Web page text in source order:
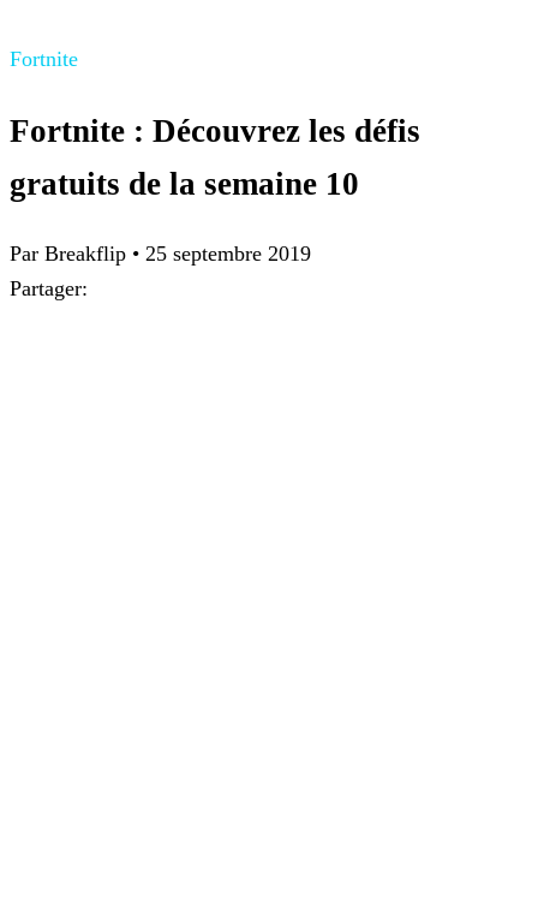
Fortnite
Fortnite : Découvrez les défis
gratuits de la semaine 10
Par Breakflip • 25 septembre 2019
Partager: